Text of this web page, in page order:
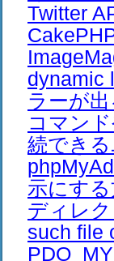
Twitter
dynamic
ラーが
コマン
続でき
示にす
ディレ
such file